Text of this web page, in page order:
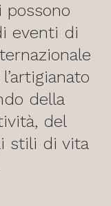
possono
eventi di
della
del
stili di vita